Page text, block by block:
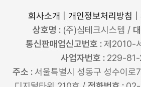
회사소개 개인정보처리방침
상호명 : (주)심테크시스템 /
통신판매업신고번호 :제2010-
사업자번호 : 229-
주소 : 서울특별시 성동구 성수이로